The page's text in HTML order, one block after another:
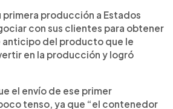
primera producción a Estados
con sus clientes para obtener
anticipo del producto que le
en la producción y logró
el envío de ese primer
tenso, ya que “el contenedor